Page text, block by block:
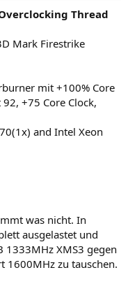
Thread
Mark Firestrike
mit +100% Core
+75 Core Clock,
and Intel Xeon
was nicht. In
ausgelastet und
XMS3 gegen
1600MHz zu tauschen.